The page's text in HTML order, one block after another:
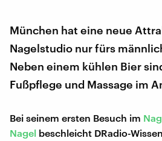
München hat eine neue
Nagelstudio nur fürs
Neben einem kühlen Bier
Fußpflege und Massage im
Bei seinem ersten Besuch im
Nagel beschleicht DRadio-